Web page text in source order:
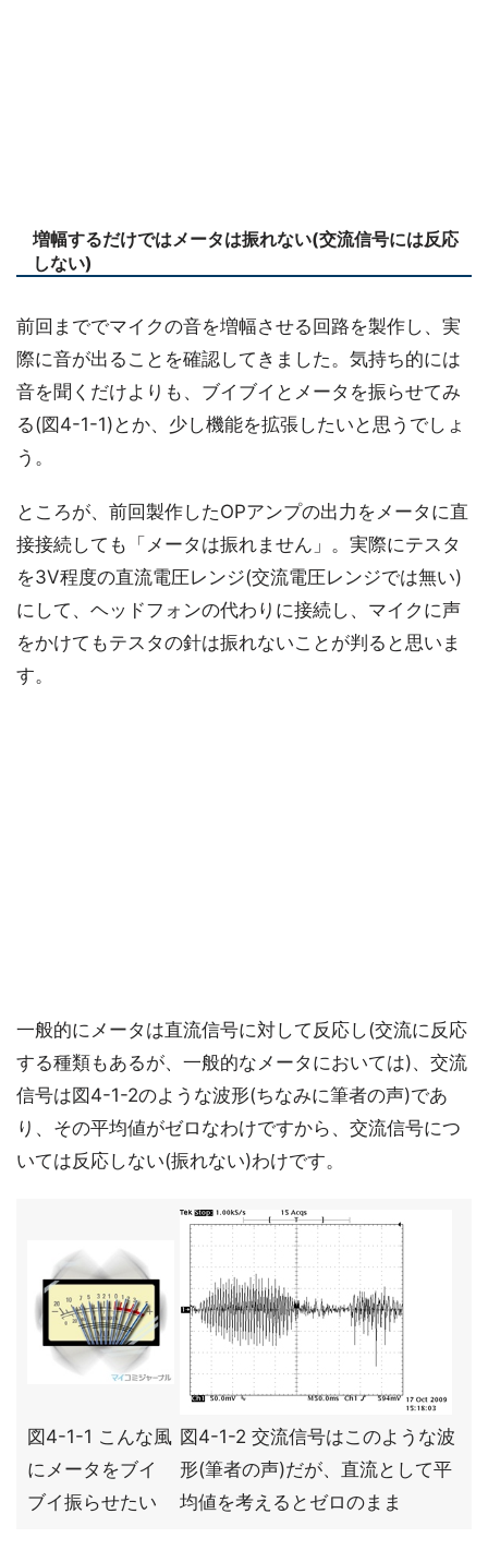
増幅するだけではメータは振れない(交流信号には反応
しない)
前回まででマイクの音を増幅させる回路を製作し、実
際に音が出ることを確認してきました。気持ち的には
音を聞くだけよりも、ブイブイとメータを振らせてみ
る(図4-1-1)とか、少し機能を拡張したいと思うでしょ
う。
ところが、前回製作したOPアンプの出力をメータに直
接接続しても「メータは振れません」。実際にテスタ
を3V程度の直流電圧レンジ(交流電圧レンジでは無い)
にして、ヘッドフォンの代わりに接続し、マイクに声
をかけてもテスタの針は振れないことが判ると思いま
す。
一般的にメータは直流信号に対して反応し(交流に反応
する種類もあるが、一般的なメータにおいては)、交流
信号は図4-1-2のような波形(ちなみに筆者の声)であ
り、その平均値がゼロなわけですから、交流信号につ
いては反応しない(振れない)わけです。
図4-1-1 こんな風
にメータをブイ
ブイ振らせたい
図4-1-2 交流信号はこのような波
形(筆者の声)だが、直流として平
均値を考えるとゼロのまま